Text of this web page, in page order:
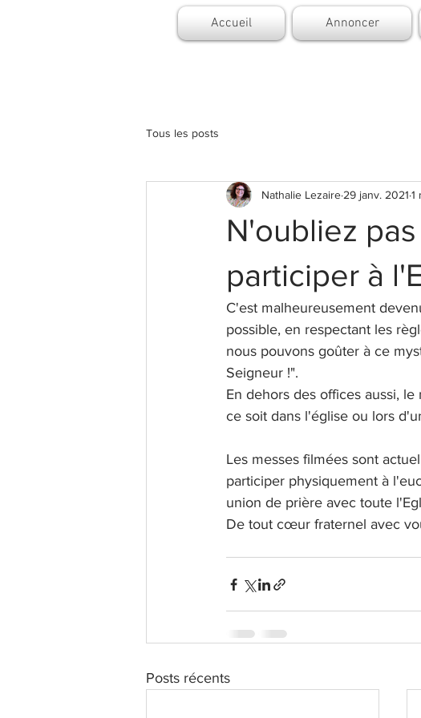
Accueil Annoncer
Tous les posts
N'oubliez
participer à
Nathalie Lezaire 29 janv. 2021 1
C'est malheureusement
possible, en respectant les
nous pouvons goûter à ce
Seigneur !".
En dehors des offices aussi,
ce soit dans l'église ou lors
Les messes filmées sont
participer physiquement à
union de prière avec toute
De tout cœur fraternel avec
Posts récents